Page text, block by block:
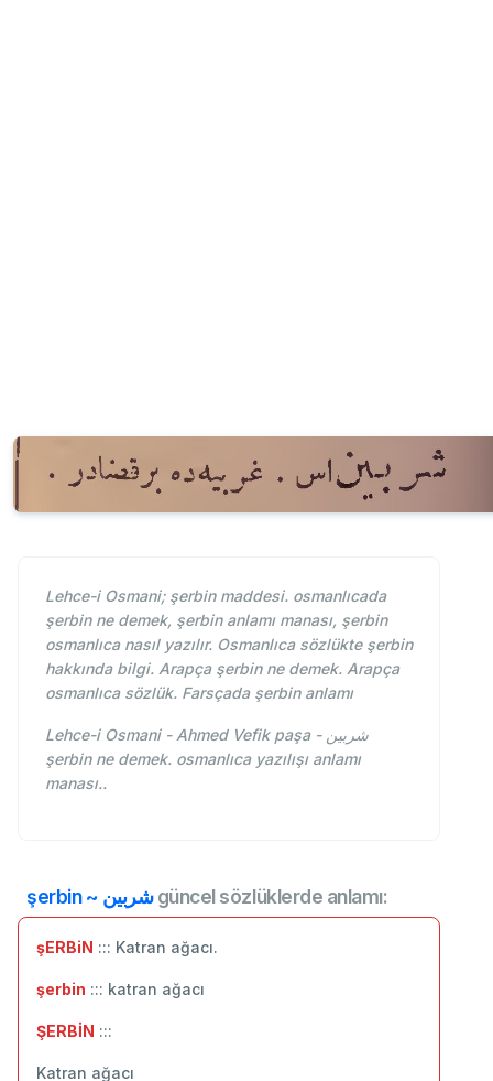
Lehce-i Osmani; şerbin maddesi. osmanlıcada
şerbin ne demek, şerbin anlamı manası, şerbin
osmanlıca nasıl yazılır. Osmanlıca sözlükte şerbin
hakkında bilgi. Arapça şerbin ne demek. Arapça
osmanlıca sözlük. Farsçada şerbin anlamı
Lehce-i Osmani - Ahmed Vefik paşa - شربين
şerbin ne demek. osmanlıca yazılışı anlamı
manası..
şerbin ~ شربينgüncel sözlüklerde anlamı:
şERBiN ::: Katran ağacı.
şerbin ::: katran ağacı
ŞERBİN :::
Katran ağacı